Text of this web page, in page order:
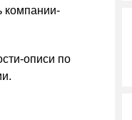
компании-
описи по